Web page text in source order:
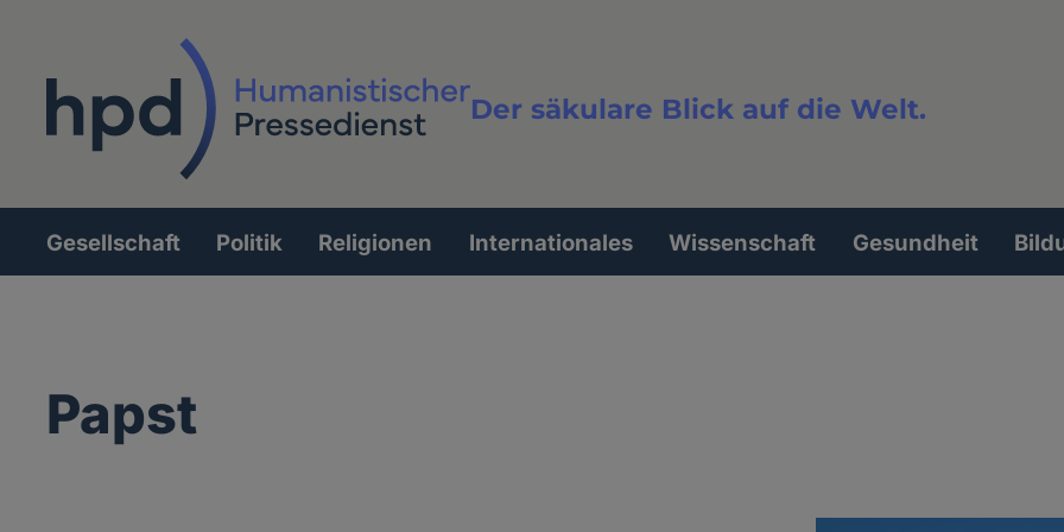
Der säkulare Blick auf die Welt.
Volltextsuche
Hauptnavigation
Gesellschaft Politik Religionen Internationales Wissenschaft Gesundheit
Papst